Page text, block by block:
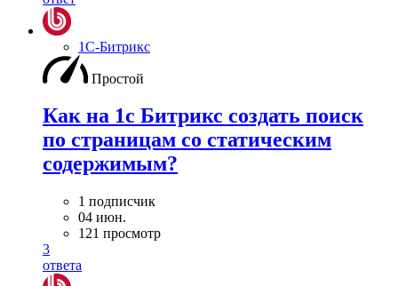
1С-Битрикс
Простой
Как на 1с Битрикс создать поиск
по страницам со статическим
содержимым?
1 подписчик
04 июн.
121 просмотр
3
ответа